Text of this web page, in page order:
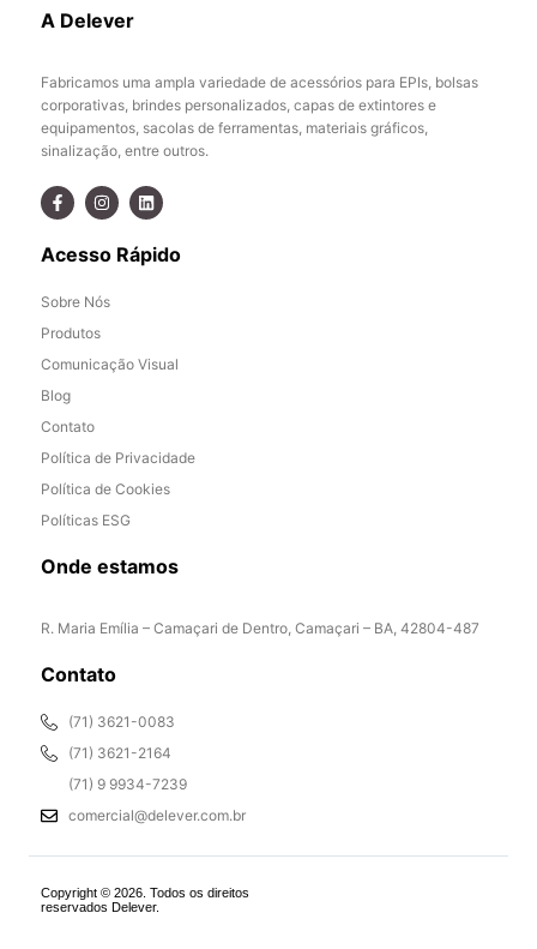
A Delever
Fabricamos uma ampla variedade de acessórios para EPIs, bolsas
corporativas, brindes personalizados, capas de extintores e
equipamentos, sacolas de ferramentas, materiais gráficos,
sinalização, entre outros.
Acesso Rápido
Sobre Nós
Produtos
Comunicação Visual
Blog
Contato
Política de Privacidade
Política de Cookies
Políticas ESG
Onde estamos
R. Maria Emília – Camaçari de Dentro, Camaçari – BA, 42804-487
Contato
(71) 3621-0083
(71) 3621-2164
(71) 9 9934-7239
comercial@delever.com.br
Copyright © 2026. Todos os direitos
reservados Delever.